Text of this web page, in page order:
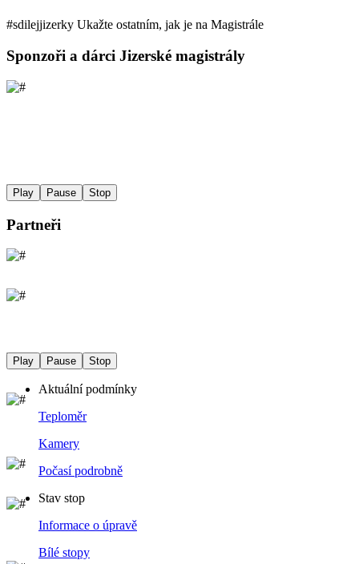
#sdilejjizerky Ukažte ostatním, jak je na Magistrále
Sponzoři a dárci Jizerské magistrály
Play Pause Stop
Partneři
Play Pause Stop
Aktuální podmínky
Teploměr
Kamery
Počasí podrobně
Stav stop
Informace o úpravě
Bílé stopy